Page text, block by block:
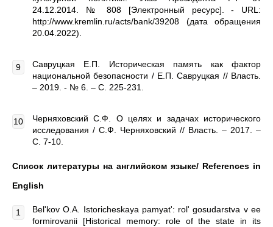
24.12.2014. № 808 [Электронный ресурс]. - URL:
http://www.kremlin.ru/acts/bank/39208 (дата обращения
20.04.2022).
Савруцкая Е.П. Историческая память как фактор
национальной безопасности / Е.П. Савруцкая // Власть.
– 2019. - № 6. – С. 225-231.
Черняховский С.Ф. О целях и задачах исторического
исследования / С.Ф. Черняховский // Власть. – 2017. –
С. 7-10.
Список литературы на английском языке/ References in
English
Bel'kov O.A. Istoricheskaya pamyat': rol' gosudarstva v ee
formirovanii [Historical memory: role of the state in its